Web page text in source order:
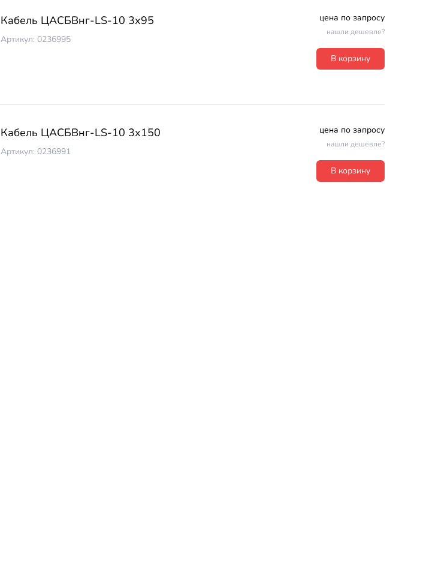
Кабель ЦАСБВнг-LS-10 3х95
Артикул: 0236995
цена по запросу
нашли дешевле?
В корзину
Кабель ЦАСБВнг-LS-10 3х150
Артикул: 0236991
цена по запросу
нашли дешевле?
В корзину